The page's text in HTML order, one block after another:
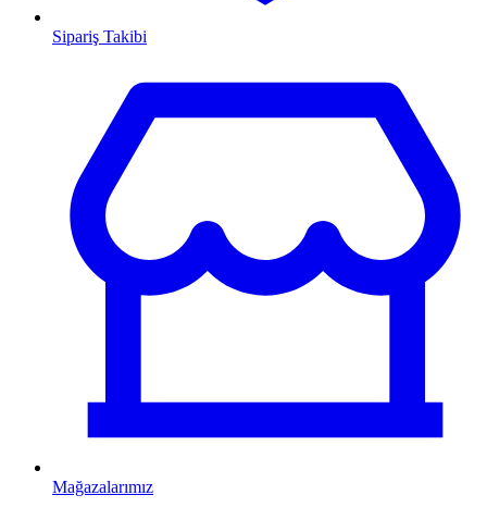
Sipariş Takibi
Mağazalarımız